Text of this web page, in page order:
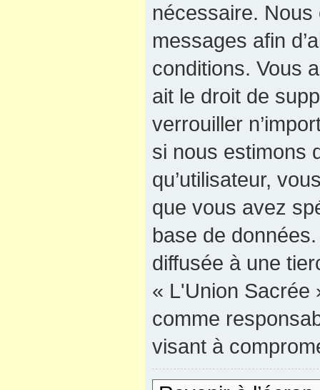
nécessaire. Nous
messages afin
conditions. Vous
ait le droit de
verrouiller
si nous estimons
qu’utilisateur,
que vous avez
base de
diffusée à une
« L'Union Sacrée
comme
visant à